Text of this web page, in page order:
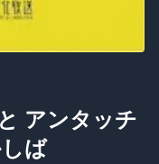
アンタッチ
ば